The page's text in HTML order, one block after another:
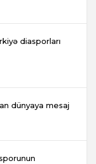
diasporları
dünyaya mesaj